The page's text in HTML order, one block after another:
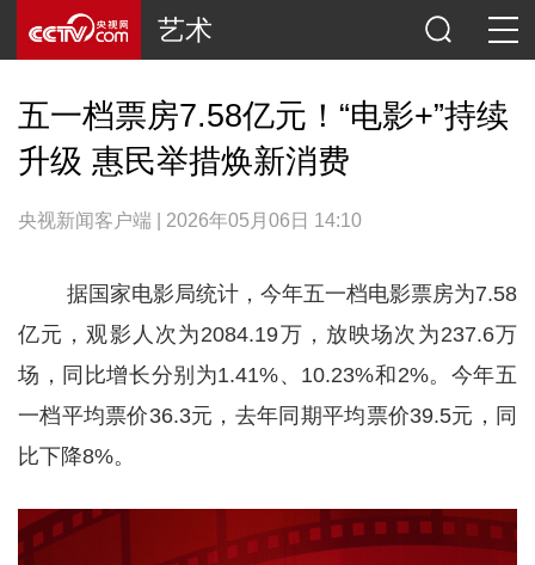
艺术
五一档票房7.58亿元！“电影+”持续
升级 惠民举措焕新消费
央视新闻客户端 | 2026年05月06日 14:10
据国家电影局统计，今年五一档电影票房为7.58
亿元，观影人次为2084.19万，放映场次为237.6万
场，同比增长分别为1.41%、10.23%和2%。今年五
一档平均票价36.3元，去年同期平均票价39.5元，同
比下降8%。